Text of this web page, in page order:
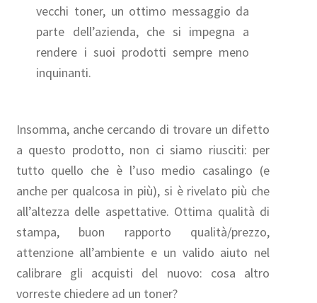
vecchi toner, un ottimo messaggio da
parte dell’azienda, che si impegna a
rendere i suoi prodotti sempre meno
inquinanti.
Insomma, anche cercando di trovare un difetto
a questo prodotto, non ci siamo riusciti: per
tutto quello che è l’uso medio casalingo (e
anche per qualcosa in più), si è rivelato più che
all’altezza delle aspettative. Ottima qualità di
stampa, buon rapporto qualità/prezzo,
attenzione all’ambiente e un valido aiuto nel
calibrare gli acquisti del nuovo: cosa altro
vorreste chiedere ad un toner?